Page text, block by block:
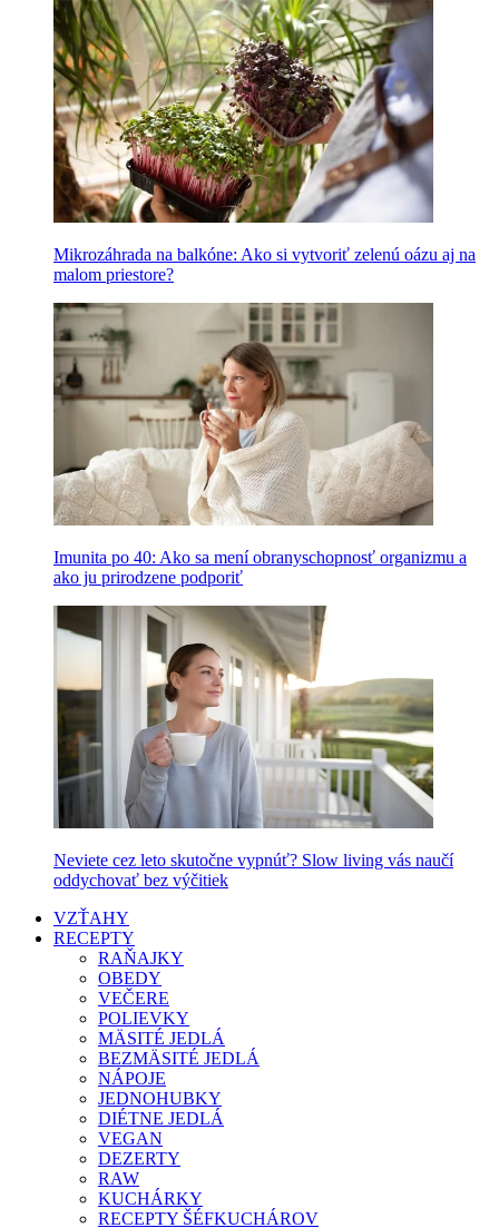
Mikrozáhrada na balkóne: Ako si vytvoriť zelenú oázu aj na
malom priestore?
Imunita po 40: Ako sa mení obranyschopnosť organizmu a
ako ju prirodzene podporiť
Neviete cez leto skutočne vypnúť? Slow living vás naučí
oddychovať bez výčitiek
VZŤAHY
RECEPTY
RAŇAJKY
OBEDY
VEČERE
POLIEVKY
MÄSITÉ JEDLÁ
BEZMÄSITÉ JEDLÁ
NÁPOJE
JEDNOHUBKY
DIÉTNE JEDLÁ
VEGAN
DEZERTY
RAW
KUCHÁRKY
RECEPTY ŠÉFKUCHÁROV